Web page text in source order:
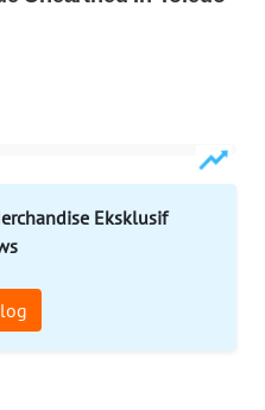
Eksklusif